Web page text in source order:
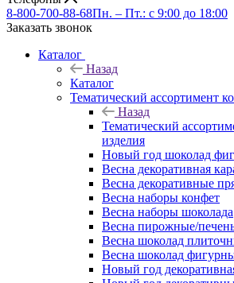
8-800-700-88-68Пн. – Пт.: с 9:00 до 18:00
Заказать звонок
Каталог
Назад
Каталог
Тематический ассортимент
Назад
Тематический
изделия
Новый год шоколад
Весна декоративная
Весна декоративные
Весна наборы конфет
Весна наборы шоколада
Весна пирожные/
Весна шоколад
Весна шоколад
Новый год